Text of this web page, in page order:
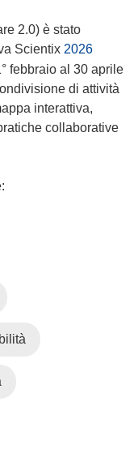
2.0) è stato
Scientix 2026
febbraio al 30 aprile
di attività
interattiva,
collaborative